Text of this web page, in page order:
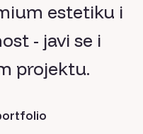
estetiku i
- javi se i
projektu.